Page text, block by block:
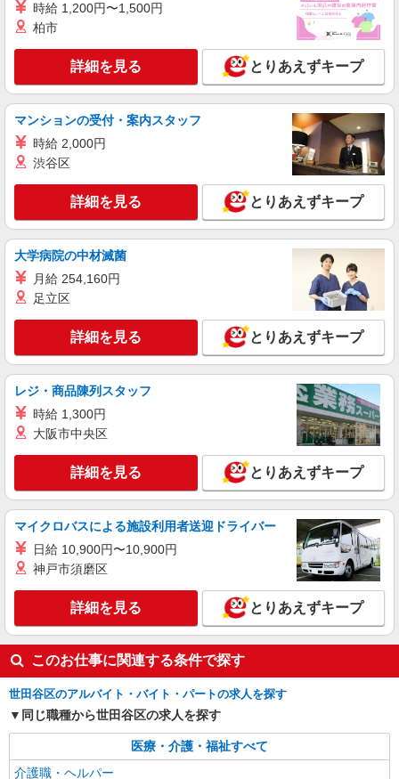
正社員
SOMPOケア 世田谷 訪問介護/4015ca1
介護スタッフ
【実務者研修】 月給：230,000円 年収例：320
万円〜 【初任者研修】 月給：220,300円 年収例：
305万円〜 ※職務手当、（東京都）居住支援特別
手当、日祝手当（月平均2回分）等、毎月平均的に
支払われる手当を含みます。 ※居住支援特別手当
は勤続5年目までの方はさらに1万円支給（再入社
業時は別途時間外手当支給（超過1分〜）
東京都世田谷区三軒茶屋1-37-8 ワコーレ64
10階
詳細を見る
そんぽの家S 上野毛/2058ba1
介護スタッフ
【実務者研修】 月給：255,000円 年収例：350
万円〜 【初任者研修】 月給：245,300円 年収例：
手当、日祝手当（月平均2回分）、夜勤手当（月平
均5回分）等、毎月平均的に支払われる手当を含み
ます。 ※居住支援特別手当は勤続5年目までの方
はさらに1万円支給（再入社は除く） ◎賞与：基
本給2.08ヶ月分/年支給 ◎残業時は別途時間外手当
支給（超過1分〜）
キープ 詳細を見る
正社員
SOMPOケア 千歳台 訪問介護/3091ca1
【介護福祉士】 月給：289,300円 年収例：390
万円〜 ※職務手当、特別職務手当、特別地域手
当、（東京都）居住支援特別手当、働きがい向上
手当、日祝手当（月平均2回分）等、毎月平均的に
支払われる手当を含みます。 ※居住支援特別手当
は勤続5年目までの方はさらに1万円支給（再入社
は除く） ◎賞与：基本給2.08ヶ月分/年支給 ◎残
業時は別途時間外手当支給（超過1分〜）
東京都世田谷区千歳台6丁目11番55号 【ラヴ
ィーレレジデンス世田谷千歳台】建物内
キープ 詳細を見る
SOMPOケア 千歳台 訪問介護/3091ca1
【実務者研修】 月給：230,000円 年収例：320
万円〜 【初任者研修】 月給：220,300円 年収例：
305万円〜 ※職務手当、（東京都）居住支援特別
手当、日祝手当（月平均2回分）等、毎月平均的に
支払われる手当を含みます。 ※居住支援特別手当
は勤続5年目までの方はさらに1万円支給（再入社
は除く） ◎賞与：基本給2.08ヶ月分/年支給 ◎残
業時は別途時間外手当支給（超過1分〜）
ィーレレジデンス世田谷千歳台】建物内
詳細を見る
時給 1,200円〜1,500円
柏市
詳細を見る とりあえずキープ
マンションの受付・案内スタッフ
時給 2,000円
渋谷区
詳細を見る とりあえずキープ
大学病院の中材滅菌
月給 254,160円
足立区
詳細を見る とりあえずキープ
レジ・商品陳列スタッフ
時給 1,300円
大阪市中央区
詳細を見る とりあえずキープ
マイクロバスによる施設利用者送迎ドライバー
日給 10,900円〜10,900円
神戸市須磨区
詳細を見る とりあえずキープ
このお仕事に関連する条件で探す
世田谷区のアルバイト・バイト・パートの求人を探す
同じ職種から世田谷区の求人を探す
医療・介護・福祉すべて
介護職・ヘルパー